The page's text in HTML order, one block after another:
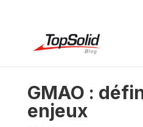
GMAO :
enjeux